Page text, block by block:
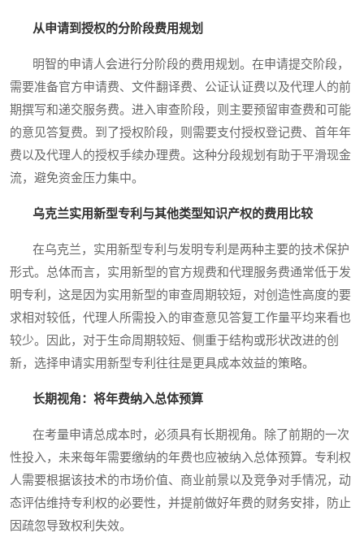
从申请到授权的分阶段费用规划
明智的申请人会进行分阶段的费用规划。在申请提交阶段，
需要准备官方申请费、文件翻译费、公证认证费以及代理人的前
期撰写和递交服务费。进入审查阶段，则主要预留审查费和可能
的意见答复费。到了授权阶段，则需要支付授权登记费、首年年
费以及代理人的授权手续办理费。这种分段规划有助于平滑现金
流，避免资金压力集中。
乌克兰实用新型专利与其他类型知识产权的费用比较
在乌克兰，实用新型专利与发明专利是两种主要的技术保护
形式。总体而言，实用新型的官方规费和代理服务费通常低于发
明专利，这是因为实用新型的审查周期较短，对创造性高度的要
求相对较低，代理人所需投入的审查意见答复工作量平均来看也
较少。因此，对于生命周期较短、侧重于结构或形状改进的创
新，选择申请实用新型专利往往是更具成本效益的策略。
长期视角：将年费纳入总体预算
在考量申请总成本时，必须具有长期视角。除了前期的一次
性投入，未来每年需要缴纳的年费也应被纳入总体预算。专利权
人需要根据该技术的市场价值、商业前景以及竞争对手情况，动
态评估维持专利权的必要性，并提前做好年费的财务安排，防止
因疏忽导致权利失效。